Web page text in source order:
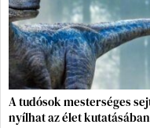
A tudósok mesterséges
nyílhat az élet kutatásában